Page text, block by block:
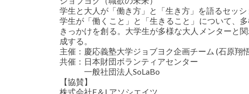
学生と大人が「働き方」と「生き方」を語るセッシ
学生が「働くこと」と「生きること」について、
きっかけを創る。大学生が多様な大人メンターと
成する。
主催：慶応義塾大学ジョブヨク企画チーム (石原翔
共催：日本財団ボランティアセンター
一般社団法人SoLaBo
【協賛】
株式会社F＆Lアソシエイツ